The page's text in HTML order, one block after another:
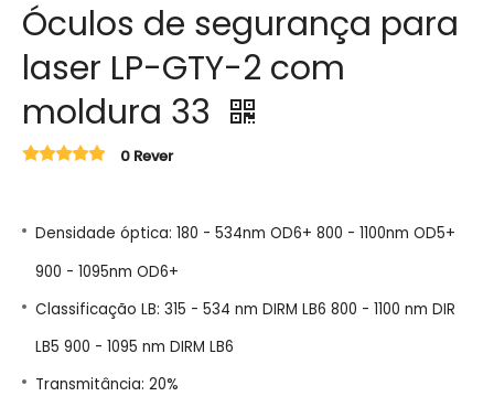
Óculos de segurança para
laser LP-GTY-2 com
moldura 33
0 Rever
Densidade óptica: 180 - 534nm OD6+ 800 - 1100nm OD5+
900 - 1095nm OD6+
Classificação LB: 315 - 534 nm DIRM LB6 800 - 1100 nm DIR
LB5 900 - 1095 nm DIRM LB6
Transmitância: 20%